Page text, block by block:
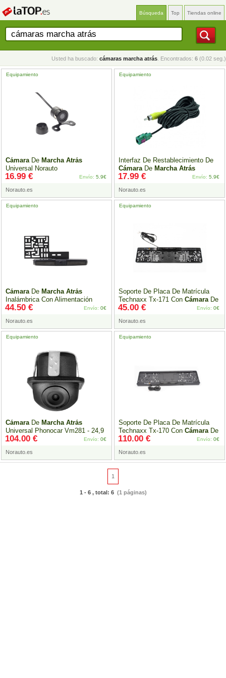
Búsqueda Top Tiendas online
Usted ha buscado: cámaras marcha atrás . Encontrados: 6 (0.02 seg.)
CámaraDe Marcha Atrás
Universal Norauto
Equipamiento
Norauto.es
16.99 € Envío: 5.9€
Interfaz De Restablecimiento De
CámaraDe Marcha Atrás
Phonocar Para Volkswagen Ref.
Equipamiento
Norauto.es
17.99 € Envío: 5.9€
CámaraDe Marcha Atrás
Inalámbrica Con Alimentación
Solar Norauto
Equipamiento
Norauto.es
44.50 € Envío: 0€
Soporte De Placa De Matrícula
Technaxx Tx-171 Con CámaraDe
Marcha Atrás
Equipamiento
Norauto.es
45.00 € Envío: 0€
CámaraDe Marcha Atrás
Universal Phonocar Vm281 - 24,9
Mm X 28,4 Mm
Equipamiento
Norauto.es
104.00 € Envío: 0€
Soporte De Placa De Matrícula
Technaxx Tx-170 Con CámaraDe
Marcha Atrás Y Un Monitor
Equipamiento
Norauto.es
110.00 € Envío: 0€
1
1 - 6 , total: 6(1 páginas)